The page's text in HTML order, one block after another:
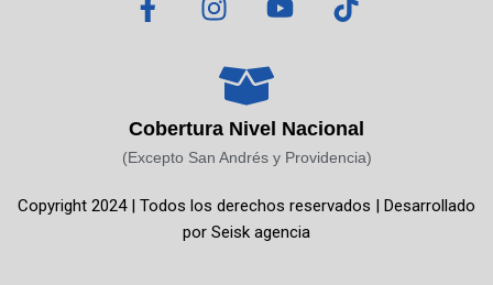
a
o
o
-
n
t
a
g
r
m
o
b
e
i
k
Cobertura Nivel Nacional
(Excepto San Andrés y Providencia)
Copyright 2024 | Todos los derechos reservados | Desarrollado
por Seisk agencia